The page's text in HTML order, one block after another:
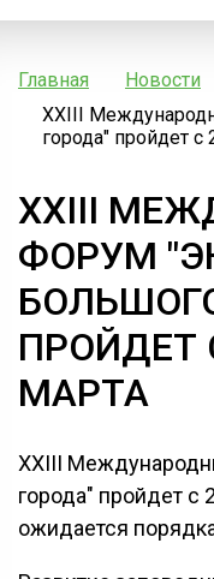
Главная Новости
XXIII
города" пройдет с
XXIII
ФОРУМ
ПРОЙДЕТ
МАРТА
XXIII
города" пройдет с
ожидается